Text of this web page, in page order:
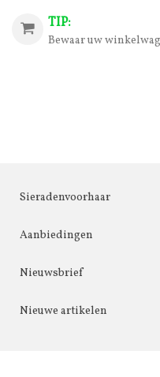
TIP:
Bewaar uw
Sieradenvoorhaar
Aanbiedingen
Nieuwsbrief
Nieuwe artikelen